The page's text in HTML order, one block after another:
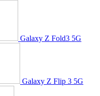
Galaxy Z Fold3 5G
Galaxy Z Flip 3 5G